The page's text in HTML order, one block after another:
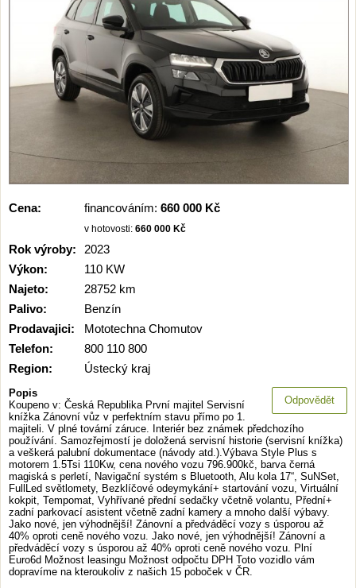
Cena: financováním: 660 000 Kč
v hotovosti: 660 000 Kč
Rok výroby:
2023
Výkon:
110 KW
Najeto:
28752 km
Palivo:
Benzín
Prodavajici:
Mototechna Chomutov
Telefon:
800 110 800
Region:
Ústecký kraj
Odpovědět
Popis
Koupeno v: Česká Republika První majitel Servisní
knížka Zánovní vůz v perfektním stavu přímo po 1.
majiteli. V plné tovární záruce. Interiér bez známek předchozího
používání. Samozřejmostí je doložená servisní historie (servisní knížka)
a veškerá palubní dokumentace (návody atd.).Výbava Style Plus s
motorem 1.5Tsi 110Kw, cena nového vozu 796.900kč, barva černá
magiská s perletí, Navigační systém s Bluetooth, Alu kola 17“, SuNSet,
FullLed světlomety, Bezklíčové odeymykání+ startování vozu, Virtuální
kokpit, Tempomat, Vyhřívané přední sedačky včetně volantu, Přední+
zadní parkovací asistent včetně zadní kamery a mnoho další výbavy.
Jako nové, jen výhodnější! Zánovní a předváděcí vozy s úsporou až
40% oproti ceně nového vozu. Jako nové, jen výhodnější! Zánovní a
předváděcí vozy s úsporou až 40% oproti ceně nového vozu. Plní
Euro6d Možnost leasingu Možnost odpočtu DPH Toto vozidlo vám
dopravíme na kteroukoliv z našich 15 poboček v ČR.